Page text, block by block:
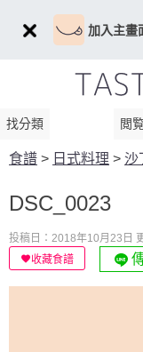
加入主畫
找分類 閲
食譜 > 日式料理 > 沙
DSC_0023
投稿日：2018年10月23日
收藏食譜